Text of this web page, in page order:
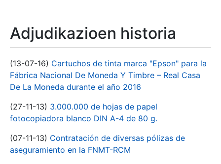
Adjudikazioen historia
(13-07-16) Cartuchos de tinta marca "Epson" para la
Fábrica Nacional De Moneda Y Timbre – Real Casa
De La Moneda durante el año 2016
(27-11-13) 3.000.000 de hojas de papel
fotocopiadora blanco DIN A-4 de 80 g.
(07-11-13) Contratación de diversas pólizas de
aseguramiento en la FNMT-RCM